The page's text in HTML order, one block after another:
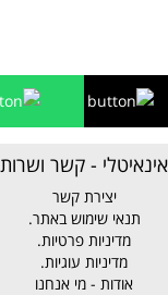
אינאיטלי - קשר ושרות
יצירת קשר
תנאי שימוש באתר.
מדיניות פרטיות.
מדיניות עוגיות.
אודות - מי אנחנו